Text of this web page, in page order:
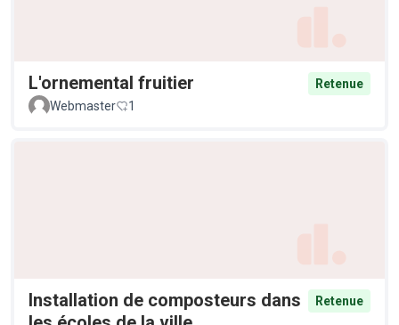
L'ornemental fruitier
Retenue
Webmaster
1
Installation de composteurs dans
Retenue